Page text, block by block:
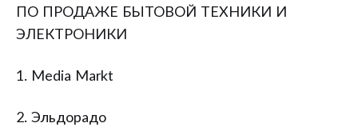
ПО ПРОДАЖЕ БЫТОВОЙ ТЕХНИКИ И
ЭЛЕКТРОНИКИ
1. Media Markt
2. Эльдорадо